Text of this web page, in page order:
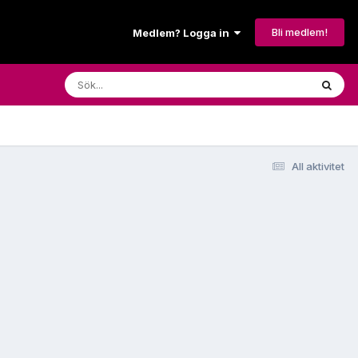
Medlem? Logga in Bli medlem!
All aktivitet